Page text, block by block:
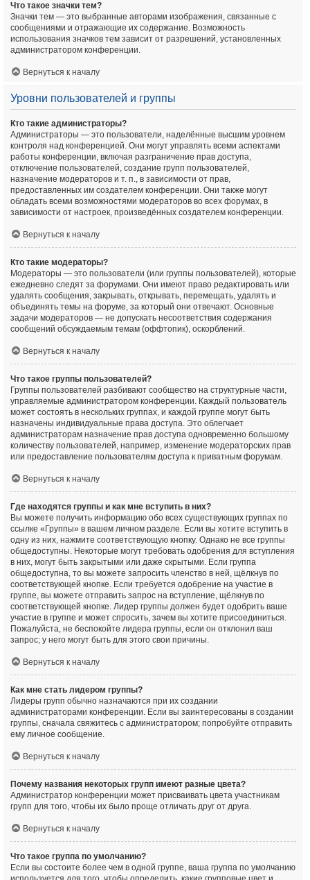
Что такое значки тем?
Значки тем — это выбранные авторами изображения, связанные с
сообщениями и отражающие их содержание. Возможность
использования значков тем зависит от разрешений, установленных
администратором конференции.
Вернуться к началу
Уровни пользователей и группы
Кто такие администраторы?
Администраторы — это пользователи, наделённые высшим уровнем
контроля над конференцией. Они могут управлять всеми аспектами
работы конференции, включая разграничение прав доступа,
отключение пользователей, создание групп пользователей,
назначение модераторов и т. п., в зависимости от прав,
предоставленных им создателем конференции. Они также могут
обладать всеми возможностями модераторов во всех форумах, в
зависимости от настроек, произведённых создателем конференции.
Вернуться к началу
Кто такие модераторы?
Модераторы — это пользователи (или группы пользователей), которые
ежедневно следят за форумами. Они имеют право редактировать или
удалять сообщения, закрывать, открывать, перемещать, удалять и
объединять темы на форуме, за который они отвечают. Основные
задачи модераторов — не допускать несоответствия содержания
сообщений обсуждаемым темам (оффтопик), оскорблений.
Вернуться к началу
Что такое группы пользователей?
Группы пользователей разбивают сообщество на структурные части,
управляемые администратором конференции. Каждый пользователь
может состоять в нескольких группах, и каждой группе могут быть
назначены индивидуальные права доступа. Это облегчает
администраторам назначение прав доступа одновременно большому
количеству пользователей, например, изменение модераторских прав
или предоставление пользователям доступа к приватным форумам.
Вернуться к началу
Где находятся группы и как мне вступить в них?
Вы можете получить информацию обо всех существующих группах по
ссылке «Группы» в вашем личном разделе. Если вы хотите вступить в
одну из них, нажмите соответствующую кнопку. Однако не все группы
общедоступны. Некоторые могут требовать одобрения для вступления
в них, могут быть закрытыми или даже скрытыми. Если группа
общедоступна, то вы можете запросить членство в ней, щёлкнув по
соответствующей кнопке. Если требуется одобрение на участие в
группе, вы можете отправить запрос на вступление, щёлкнув по
соответствующей кнопке. Лидер группы должен будет одобрить ваше
участие в группе и может спросить, зачем вы хотите присоединиться.
Пожалуйста, не беспокойте лидера группы, если он отклонил ваш
запрос; у него могут быть для этого свои причины.
Вернуться к началу
Как мне стать лидером группы?
Лидеры групп обычно назначаются при их создании
администраторами конференции. Если вы заинтересованы в создании
группы, сначала свяжитесь с администратором; попробуйте отправить
ему личное сообщение.
Вернуться к началу
Почему названия некоторых групп имеют разные цвета?
Администратор конференции может присваивать цвета участникам
групп для того, чтобы их было проще отличать друг от друга.
Вернуться к началу
Что такое группа по умолчанию?
Если вы состоите более чем в одной группе, ваша группа по умолчанию